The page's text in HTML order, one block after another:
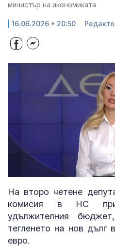
министър на икономиката
16.06.2026 • 20:50
:
4.51%
На второ четене
комисия в НС
удължителния
тегленето на нов
евро.